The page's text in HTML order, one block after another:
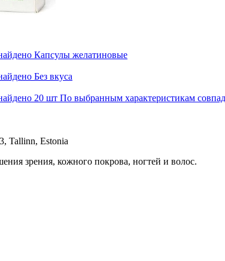
Капсулы желатиновые
Без вкуса
20 шт По выбранным характеристикам
Tallinn, Estonia
зрения, кожного покрова, ногтей и волос.